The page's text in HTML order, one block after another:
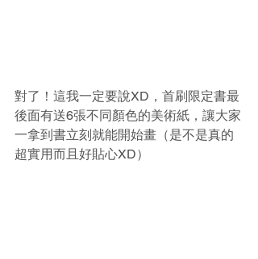
對了！這我一定要說XD，首刷限定書最
後面有送6張不同顏色的美術紙，讓大家
一拿到書立刻就能開始畫（是不是真的
超實用而且好貼心XD）